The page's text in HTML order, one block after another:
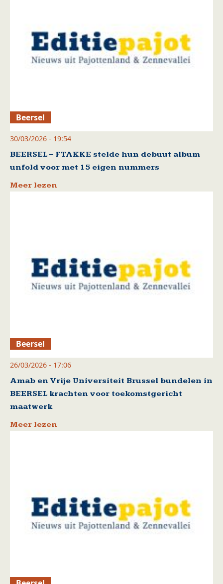
Beersel
30/03/2026 - 19:54
BEERSEL – FTAKKE stelde hun debuut album
unfold voor met 15 eigen nummers
Meer lezen
Beersel
26/03/2026 - 17:06
Amab en Vrije Universiteit Brussel bundelen in
BEERSEL krachten voor toekomstgericht
maatwerk
Meer lezen